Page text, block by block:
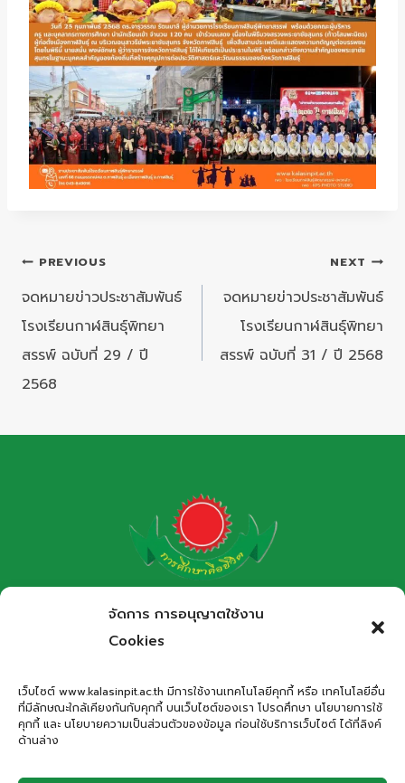
จัดการ การอนุญาตใช้งาน
Cookies
เว็บไซต์ www.kalasinpit.ac.th มีการใช้งานเทคโนโลยีคุกกี้ หรือ เทคโนโลยีอื่น
ที่มีลักษณะใกล้เคียงกันกับคุกกี้ บนเว็บไซต์ของเรา โปรดศึกษา นโยบายการใช้
คุกกี้ และ นโยบายความเป็นส่วนตัวของข้อมูล ก่อนใช้บริการเว็บไซต์ ได้ที่ลิงค์
ด้านล่าง
แนะแนว
เรื่อง
PREVIOUS
จดหมายข่าวประชาสัมพันธ์
โรงเรียนกาฬสินธุ์พิทยา
สรรพ์ ฉบับที่ 29 / ปี
2568
NEXT
จดหมายข่าวประชาสัมพันธ์
โรงเรียนกาฬสินธุ์พิทยา
สรรพ์ ฉบับที่ 31 / ปี 2568
โรงเรียนกาฬสินธุ์พิทยาสรรพ์
สำนักงานเขตพื้นที่การศึกษามัธยมศึกษากาฬสินธุ์
ที่อยู่: เลขที่ 66 ถนนอรรถเปศล ตำบลกาฬสินธุ์ อำเภอเมือง
กาฬสินธุ์ จังหวัดกาฬสินธุ์ 46000